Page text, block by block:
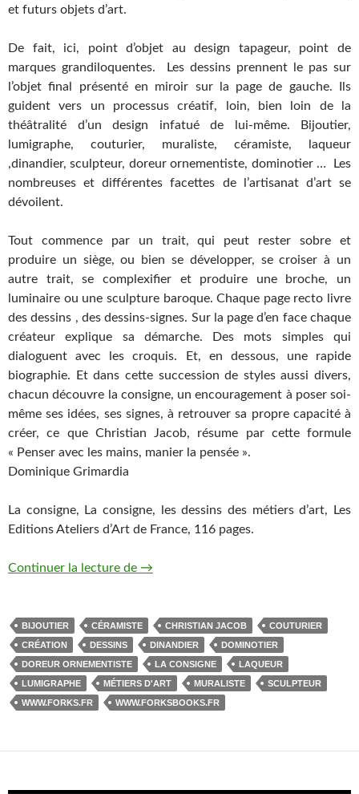
et futurs objets d’art.
De fait, ici, point d’objet au design tapageur, point de
marques grandiloquentes. Les dessins prennent le pas sur
l’objet final présenté en miroir sur la page de gauche. Ils
guident vers un processus créatif, loin, bien loin de la
théâtralité d’un design infatué de lui-même. Bijoutier,
lumigraphe, couturier, muraliste, céramiste, laqueur
,dinandier, sculpteur, doreur ornementiste, dominotier … Les
nombreuses et différentes facettes de l’artisanat d’art se
dévoilent.
Tout commence par un trait, qui peut rester sobre et
produire un siège, ou bien se développer, se croiser à un
autre trait, se complexifier et produire une broche, un
luminaire ou une sculpture baroque. Chaque page recto livre
des dessins , des dessins-signes. Sur la page d’en face chaque
créateur explique sa démarche. Des mots simples qui
dialoguent avec les croquis. Et, en dessous, une rapide
biographie. Et dans cette succession de styles aussi divers,
chacun découvre la consigne, un encouragement à poser soi-
même ses idées, ses signes, à retrouver sa propre capacité à
créer, ce que Christian Jacob, résume par cette formule
« Penser avec les mains, manier la pensée ».
Dominique Grimardia
La consigne, La consigne, les dessins des métiers d’art, Les
Editions Ateliers d’Art de France, 116 pages.
Continuer la lecture de LA CONSIGNE
→
BIJOUTIER CÉRAMISTE CHRISTIAN JACOB
COUTURIER
CRÉATION
DESSINS DINANDIER
DOMINOTIER
DOREUR ORNEMENTISTE
LA CONSIGNE
LAQUEUR
LUMIGRAPHE
MÉTIERS D'ART MURALISTE
SCULPTEUR
WWW.FORKS.FR
WWW.FORKSBOOKS.FR